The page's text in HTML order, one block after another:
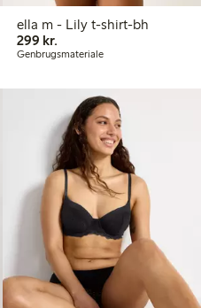
ella m - Lily t-shirt-bh
299 kr.299,00 kr.
Genbrugsmateriale